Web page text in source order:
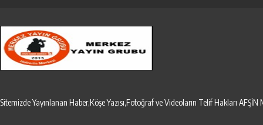
Sitemizde Yayınlanan Haber,Köşe Yazısı,Fotoğraf ve Videoların Telif Hakları